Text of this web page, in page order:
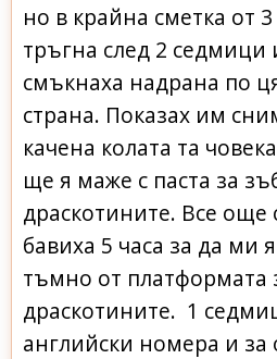
но в крайна сметка от
тръгна след 2
смъкнаха надрана по
страна. Показах им
качена колата та
ще я маже с паста за
драскотините. Все още
бавиха 5 часа за да ми
тъмно от платформата
драскотините. 1
английски номера и за